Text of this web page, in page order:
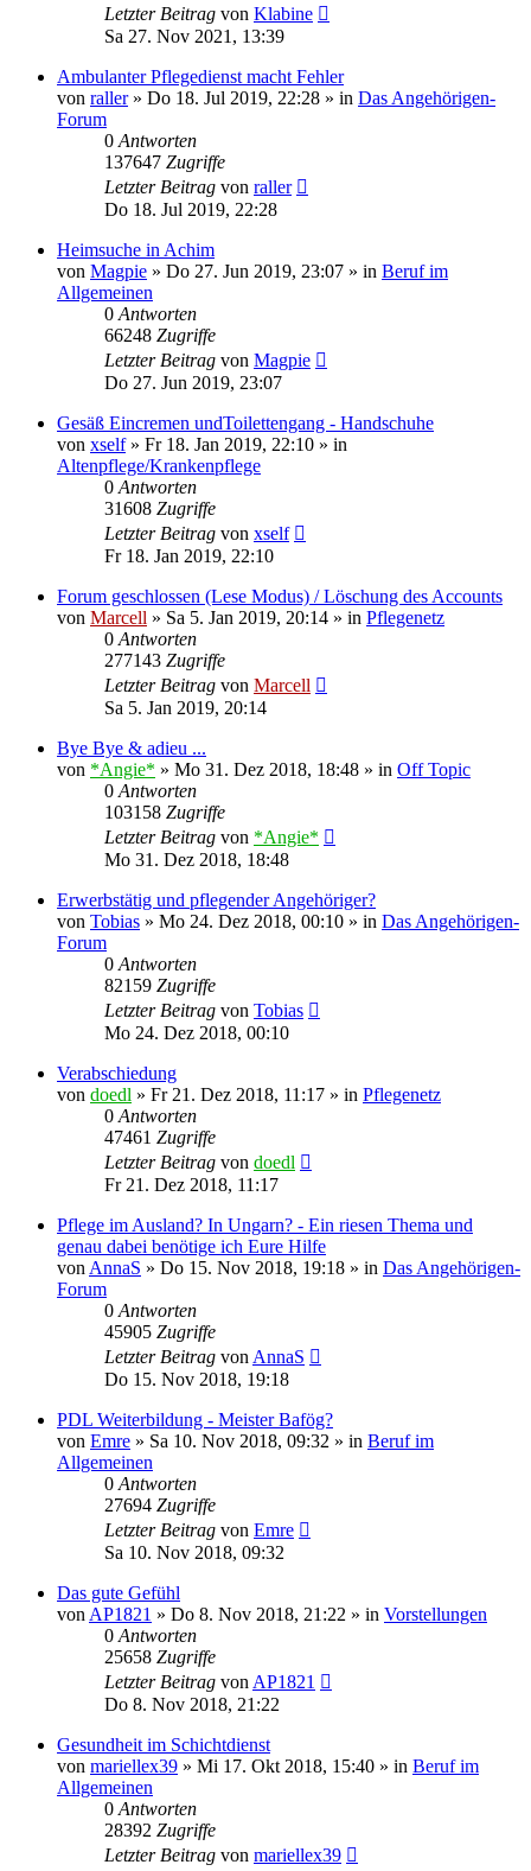
Letzter Beitrag von Klabine
Sa 27. Nov 2021, 13:39
Ambulanter Pflegedienst macht Fehler
von raller» Do 18. Jul 2019, 22:28 » in Das Angehörigen-
Forum
0 Antworten
137647 Zugriffe
Letzter Beitrag von raller
Do 18. Jul 2019, 22:28
Heimsuche in Achim
von Magpie » Do 27. Jun 2019, 23:07 » in Beruf im
Allgemeinen
0 Antworten
66248 Zugriffe
Letzter Beitrag von Magpie
Do 27. Jun 2019, 23:07
Gesäß Eincremen undToilettengang - Handschuhe
von xself» Fr 18. Jan 2019, 22:10 » in
Altenpflege/Krankenpflege
0 Antworten
31608 Zugriffe
Letzter Beitrag von xself
Fr 18. Jan 2019, 22:10
Forum geschlossen (Lese Modus) / Löschung des Accounts
von Marcell » Sa 5. Jan 2019, 20:14 » in Pflegenetz
0 Antworten
277143 Zugriffe
Letzter Beitrag von Marcell
Sa 5. Jan 2019, 20:14
Bye Bye & adieu ...
von *Angie* » Mo 31. Dez 2018, 18:48 » in Off Topic
0 Antworten
103158 Zugriffe
Letzter Beitrag von *Angie*
Mo 31. Dez 2018, 18:48
Erwerbstätig und pflegender Angehöriger?
von Tobias » Mo 24. Dez 2018, 00:10 » in Das Angehörigen-
Forum
0 Antworten
82159 Zugriffe
Letzter Beitrag von Tobias
Mo 24. Dez 2018, 00:10
Verabschiedung
von doedl » Fr 21. Dez 2018, 11:17 » in Pflegenetz
0 Antworten
47461 Zugriffe
Letzter Beitrag von doedl
Fr 21. Dez 2018, 11:17
Pflege im Ausland? In Ungarn? - Ein riesen Thema und
genau dabei benötige ich Eure Hilfe
von AnnaS » Do 15. Nov 2018, 19:18 » in Das Angehörigen-
Forum
0 Antworten
45905 Zugriffe
Letzter Beitrag von AnnaS
Do 15. Nov 2018, 19:18
PDL Weiterbildung - Meister Bafög?
von Emre » Sa 10. Nov 2018, 09:32 » in Beruf im
Allgemeinen
0 Antworten
27694 Zugriffe
Letzter Beitrag von Emre
Sa 10. Nov 2018, 09:32
Das gute Gefühl
von AP1821 » Do 8. Nov 2018, 21:22 » in Vorstellungen
0 Antworten
25658 Zugriffe
Letzter Beitrag von AP1821
Do 8. Nov 2018, 21:22
Gesundheit im Schichtdienst
von mariellex39 » Mi 17. Okt 2018, 15:40 » in Beruf im
Allgemeinen
0 Antworten
28392 Zugriffe
Letzter Beitrag von mariellex39